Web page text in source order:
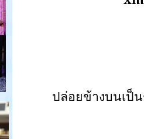
ปล่อยข้างบนเป็